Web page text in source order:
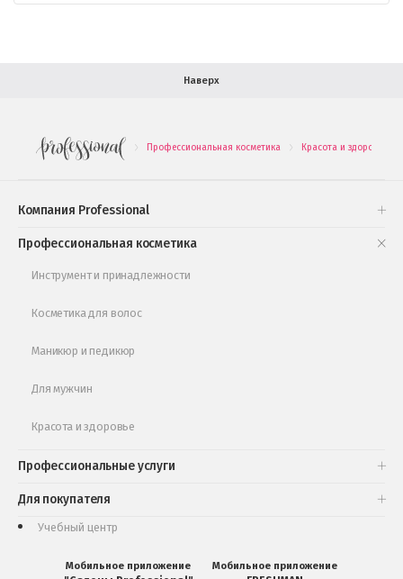
Наверх
. Профессиональная косметика . Красота и здоровье
Компания Professional
Профессиональная косметика
Инструмент и принадлежности
Косметика для волос
Маникюр и педикюр
Для мужчин
Красота и здоровье
Профессиональные услуги
Для покупателя
Подарочные наборы
Обучающее видео
Учебный центр
Мобильное приложение Мобильное приложение